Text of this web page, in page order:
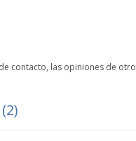
contacto, las opiniones de
(2)